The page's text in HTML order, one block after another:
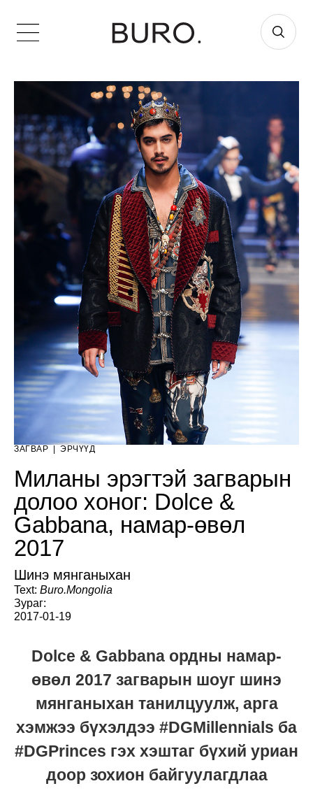
ЗАГВАР ЭРЧҮҮД
Миланы эрэгтэй загварын
долоо хоног: Dolce &
Gabbana, намар-өвөл
2017
Шинэ мянганыхан
Text: Buro.Mongolia
Зураг:
2017-01-19
Dolce & Gabbana ордны намар-
өвөл 2017 загварын шоуг шинэ
мянганыхан танилцуулж, арга
хэмжээ бүхэлдээ #DGMillennials ба
#DGPrinces гэх хэштаг бүхий уриан
доор зохион байгуулагдлаа